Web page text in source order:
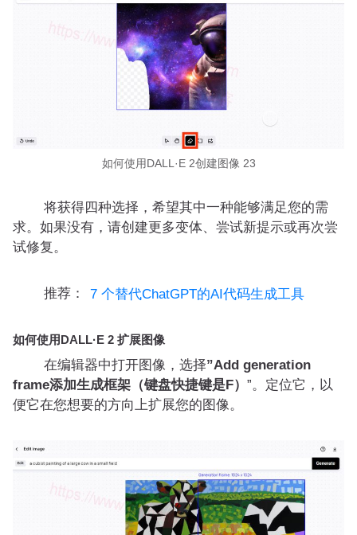
如何使用DALL·E 2创建图像 23
将获得四种选择，希望其中一种能够满足您的需
求。如果没有，请创建更多变体、尝试新提示或再次尝
试修复。
推荐： 7 个替代ChatGPT的AI代码生成工具
如何使用DALL·E 2 扩展图像
在编辑器中打开图像，选择”Add generation
frame添加生成框架（键盘快捷键是F） ”。定位它，以
便它在您想要的方向上扩展您的图像。